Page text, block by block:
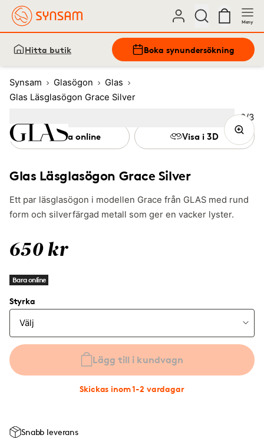
Meny
Hitta butik Boka synundersökning
Synsam Glasögon
Glas
Glas Läsglasögon Grace Silver
Glas Läsglasögon Grace Silver
Ett par läsglasögon i modellen Grace från GLAS med rund
form och silverfärgad metall som ger en vacker lyster.
650 kr
Bara online
Styrka
Lägg till i kundvagn
Skickas inom 1-2 vardagar
Prova online Visa i 3D
Snabb leverans
Bild
2/3
Image 3